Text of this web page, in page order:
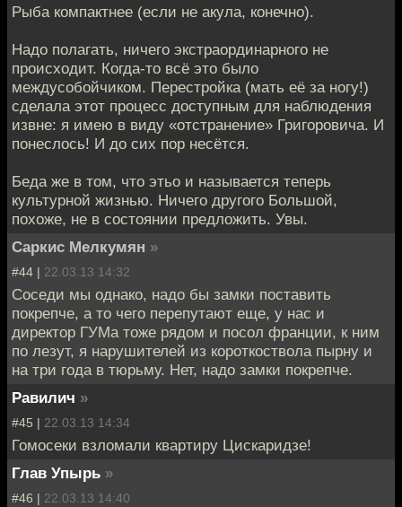
Рыба компактнее (если не акула, конечно).
Надо полагать, ничего экстраординарного не
происходит. Когда-то всё это было
междусобойчиком. Перестройка (мать её за ногу!)
сделала этот процесс доступным для наблюдения
извне: я имею в виду «отстранение» Григоровича. И
понеслось! И до сих пор несётся.
Беда же в том, что этьо и называется теперь
культурной жизнью. Ничего другого Большой,
похоже, не в состоянии предложить. Увы.
Саркис Мелкумян »
#44 | 22.03.13 14:32
Соседи мы однако, надо бы замки поставить
покрепче, а то чего перепутают еще, у нас и
директор ГУМа тоже рядом и посол франции, к ним
по лезут, я нарушителей из короткоствола пырну и
на три года в тюрьму. Нет, надо замки покрепче.
Равилич »
#45 | 22.03.13 14:34
Гомосеки взломали квартиру Цискаридзе!
Глав Упырь »
#46 | 22.03.13 14:40